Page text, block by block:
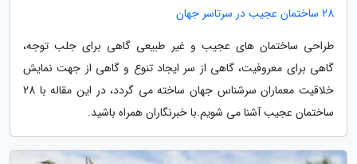
28 ساختمان عجیب در سرتاسر جهان
طراحی ساختمان های عجیب و غیر طبیعی گاهی برای جلب توجه،
گاهی برای معروفیت، گاهی از سر ایجاد تنوع و گاهی از جهت نمایش
خلاقیت معماران سرشناس جهان ساخته می گردد، در این مقاله با 28
ساختمان عجیب آشنا می شویم.با خبرنگاران همراه باشید.